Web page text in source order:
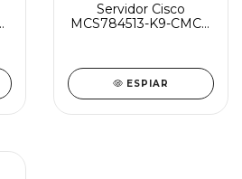
Servidor Cisco
MCS784513-K9-CMC2,
ESPIAR